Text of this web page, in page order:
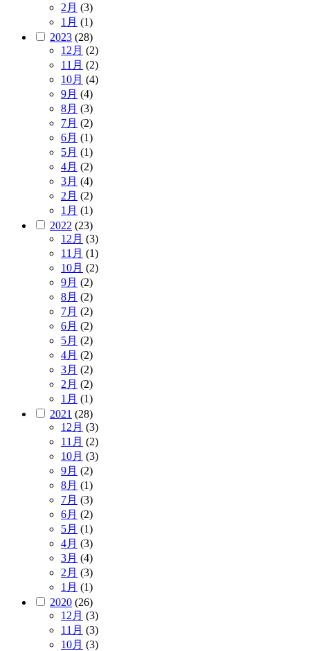
2月 (3)
1月 (1)
2023 (28)
12月 (2)
11月 (2)
10月 (4)
9月 (4)
8月 (3)
7月 (2)
6月 (1)
5月 (1)
4月 (2)
3月 (4)
2月 (2)
1月 (1)
2022 (23)
12月 (3)
11月 (1)
10月 (2)
9月 (2)
8月 (2)
7月 (2)
6月 (2)
5月 (2)
4月 (2)
3月 (2)
2月 (2)
1月 (1)
2021 (28)
12月 (3)
11月 (2)
10月 (3)
9月 (2)
8月 (1)
7月 (3)
6月 (2)
5月 (1)
4月 (3)
3月 (4)
2月 (3)
1月 (1)
2020 (26)
12月 (3)
11月 (3)
10月 (3)